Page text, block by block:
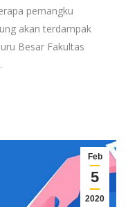
pemangku
akan terdampak
Besar Fakultas
Feb
5
2020